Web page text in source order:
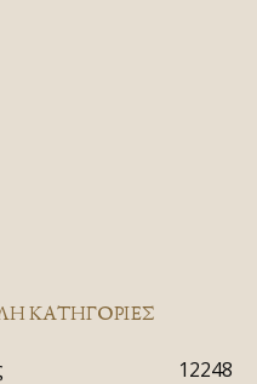
ΚΑΤΗΓΟΡΙΕΣ
12248